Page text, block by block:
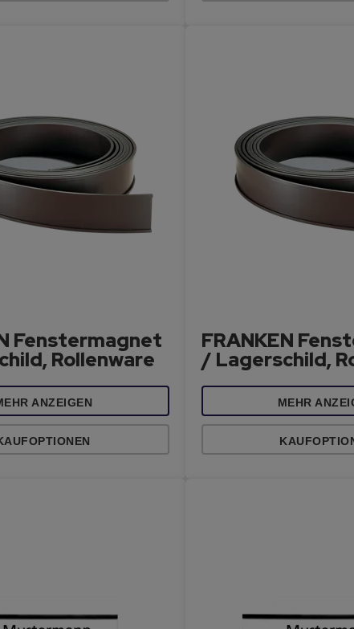
Fenstermagnet
Rollenware
ANZEIGEN
FRANKEN
/ Lagerschild,
MEHR